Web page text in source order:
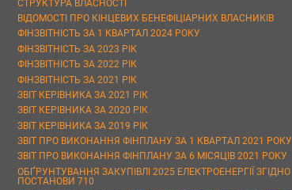
СТРУКТУРА ВЛАСНОСТІ
ВІДОМОСТІ ПРО КІНЦЕВИХ БЕНЕФІЦІАРНИХ ВЛАСНИКІВ
ФІНЗВІТНІСТЬ ЗА 1 КВАРТАЛ 2024 РОКУ
ФІНЗВІТНІСТЬ ЗА 2023 РІК
ФІНЗВІТНІСТЬ ЗА 2022 РІК
ФІНЗВІТНІСТЬ ЗА 2021 РІК
ЗВІТ КЕРІВНИКА ЗА 2021 РІК
ЗВІТ КЕРІВНИКА ЗА 2020 РІК
ЗВІТ КЕРІВНИКА ЗА 2019 РІК
ЗВІТ ПРО ВИКОНАННЯ ФІНПЛАНУ ЗА 1 КВАРТАЛ 2021 РОКУ
ЗВІТ ПРО ВИКОНАННЯ ФІНПЛАНУ ЗА 6 МІСЯЦІВ 2021 РОКУ
ОБҐРУНТУВАННЯ ЗАКУПІВЛІ 2025 ЕЛЕКТРОЕНЕРГІЇ ЗГІДНО
ПОСТАНОВИ 710